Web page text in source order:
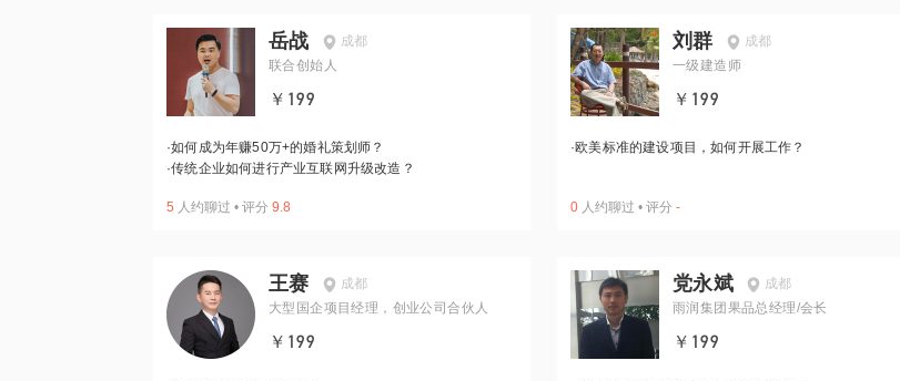
岳战
成都
联合创始人
￥199
·如何成为年赚50万+的婚礼策划师？
·传统企业如何进行产业互联网升级改造？
5 人约聊过 • 评分 9.8
刘群
成都
一级建造师
￥199
·欧美标准的建设项目，如何开展工作？
0 人约聊过 • 评分 -
王赛
成都
大型国企项目经理，创业公司合伙人
￥199
党永斌
成都
雨润集团果品总经理/会长
￥199